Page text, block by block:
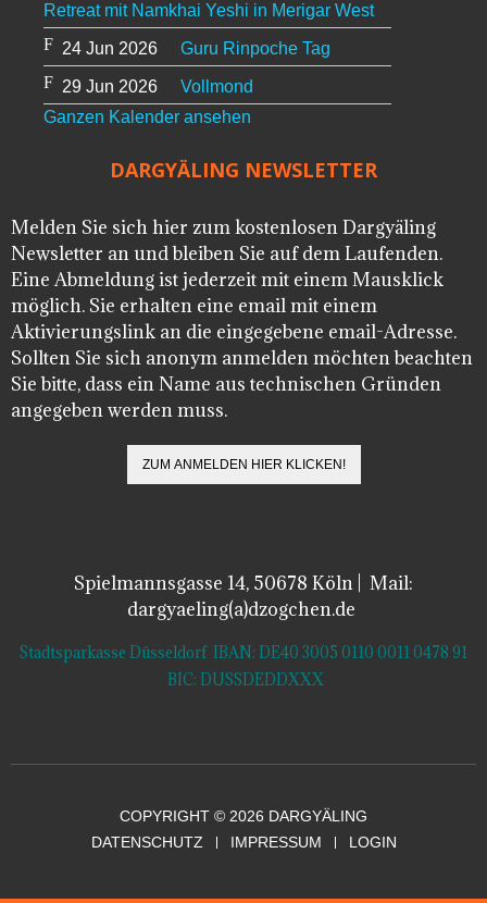
Retreat mit Namkhai Yeshi in Merigar West
24 Jun 2026 Guru Rinpoche Tag
29 Jun 2026
Vollmond
Ganzen Kalender ansehen
DARGYÄLING NEWSLETTER
Melden Sie sich hier zum kostenlosen Dargyäling
Newsletter an und bleiben Sie auf dem Laufenden.
Eine Abmeldung ist jederzeit mit einem Mausklick
möglich. Sie erhalten eine email mit einem
Aktivierungslink an die eingegebene email-Adresse.
Sollten Sie sich anonym anmelden möchten beachten
Sie bitte, dass ein Name aus technischen Gründen
angegeben werden muss.
Spielmannsgasse 14, 50678 Köln | Mail:
dargyaeling(a)dzogchen.de
Stadtsparkasse Düsseldorf IBAN: DE40 3005 0110 0011 0478 91
BIC: DUSSDEDDXXX
COPYRIGHT © 2026 DARGYÄLING
DATENSCHUTZ
IMPRESSUM LOGIN